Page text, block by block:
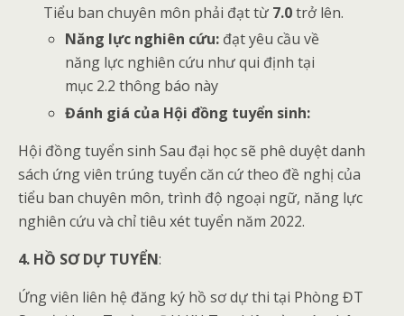
Tiểu ban chuyên môn phải đạt từ 7.0trở lên.
Năng lực nghiên cứu: đạt yêu cầu về
năng lực nghiên cứu như qui định tại
mục 2.2 thông báo này
Đánh giá của Hội đồng tuyển sinh:
Hội đồng tuyển sinh Sau đại học sẽ phê duyệt danh
sách ứng viên trúng tuyển căn cứ theo đề nghị của
tiểu ban chuyên môn, trình độ ngoại ngữ, năng lực
nghiên cứu và chỉ tiêu xét tuyển năm 2022.
4. HỒ SƠ DỰ TUYỂN:
Ứng viên liên hệ đăng ký hồ sơ dự thi tại Phòng ĐT